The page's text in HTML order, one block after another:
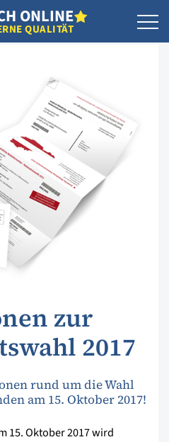
ONLINE
QUALITÄT
zur
2017
rund um die Wahl
am 15. Oktober 2017!
15. Oktober 2017 wird